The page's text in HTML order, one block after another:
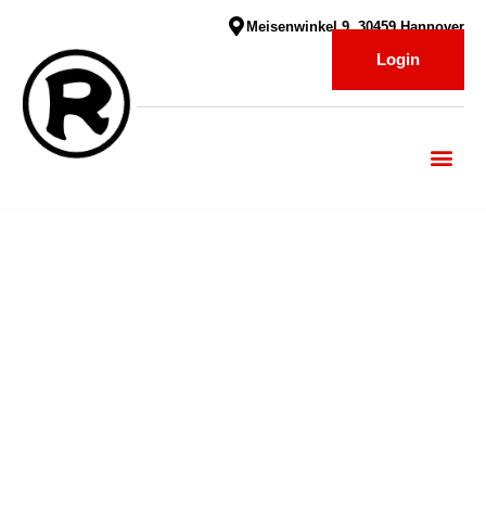
Meisenwinkel 9, 30459 Hannover
Login